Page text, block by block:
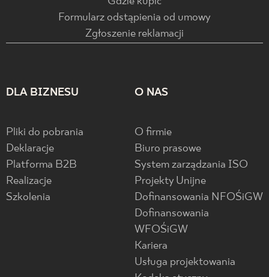
Formularz odstąpienia od umowy
Zgłoszenie reklamacji
DLA BIZNESU
Pliki do pobrania
Deklaracje
Platforma B2B
Realizacje
Szkolenia
O NAS
O firmie
Biuro prasowe
System zarządzania ISO
Projekty Unijne
Dofinansowania NFOŚiGW
Dofinansowania
WFOŚiGW
Kariera
Usługa projektowania